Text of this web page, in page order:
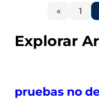
anterior
« Ir a la
página
1 Ir
Explorar
pruebas no